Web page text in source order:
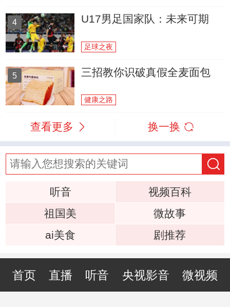
4 U17男足国家队：未来可期
足球之夜
5 三招教你识破真假全麦面包
健康之路
查看更多 换一换
听音
视频百科
祖国美
微故事
ai美食
剧推荐
首页 直播 听音 央视影音 微视频